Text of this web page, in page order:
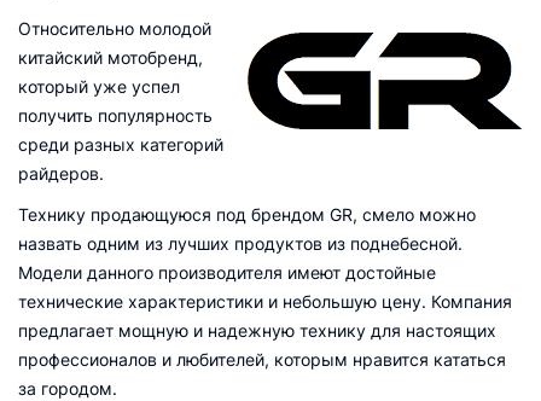
Относительно молодой
китайский мотобренд,
который уже успел
получить популярность
среди разных категорий
райдеров.
Технику продающуюся под брендом GR, смело можно
назвать одним из лучших продуктов из поднебесной.
Модели данного производителя имеют достойные
технические характеристики и небольшую цену. Компания
предлагает мощную и надежную технику для настоящих
профессионалов и любителей, которым нравится кататься
за городом.